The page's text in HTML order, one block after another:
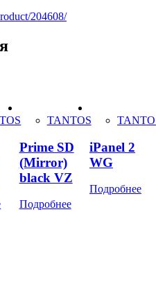
204608/
TANTOS
Prime SD
(Mirror)
black VZ
Подробнее
iPanel 2
WG
Подробнее